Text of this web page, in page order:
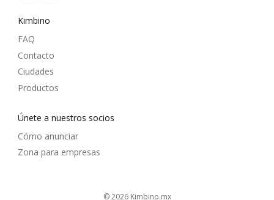
Kimbino
FAQ
Contacto
Ciudades
Productos
Únete a nuestros socios
Cómo anunciar
Zona para empresas
© 2026 kimbino.mx